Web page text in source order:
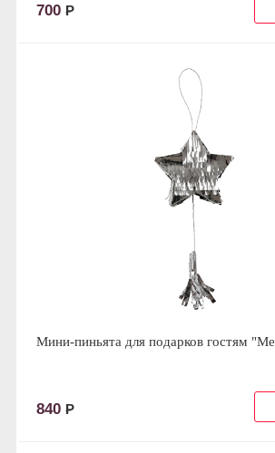
700 Р
Мини-пиньята для подарков гостям
840 Р